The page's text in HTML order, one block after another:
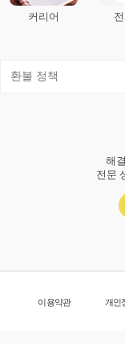
커리어
환불 정책
해
전문
이용약관 개인